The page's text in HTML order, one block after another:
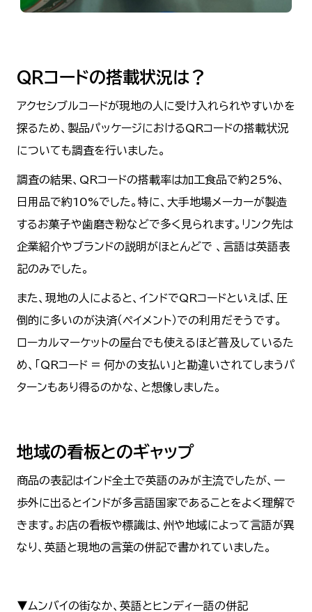
QRコードの搭載状況は？
アクセシブルコードが現地の人に受け入れられやすいかを
探るため、製品パッケージにおけるQRコードの搭載状況
についても調査を行いました。
調査の結果、QRコードの搭載率は加工食品で約25%、
日用品で約10%でした。特に、大手地場メーカーが製造
するお菓子や歯磨き粉などで多く見られます。リンク先は
企業紹介やブランドの説明がほとんどで 、言語は英語表
記のみでした。
また、現地の人によると、インドでQRコードといえば、圧
倒的に多いのが決済（ペイメント）での利用だそうです。
ローカルマーケットの屋台でも使えるほど普及しているた
め、「QRコード = 何かの支払い」と勘違いされてしまうパ
ターンもあり得るのかな、と想像しました。
地域の看板とのギャップ
商品の表記はインド全土で英語のみが主流でしたが、一
歩外に出るとインドが多言語国家であることをよく理解で
きます。お店の看板や標識は、州や地域によって言語が異
なり、英語と現地の言葉の併記で書かれていました。
▼ムンバイの街なか、英語とヒンディー語の併記